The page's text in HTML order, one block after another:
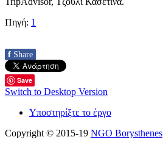
Πηγή: 1
f Share
Save
Switch to Desktop Version
Υποστηρίξτε το έργο
Copyright © 2015-19 NGO Borysthenes